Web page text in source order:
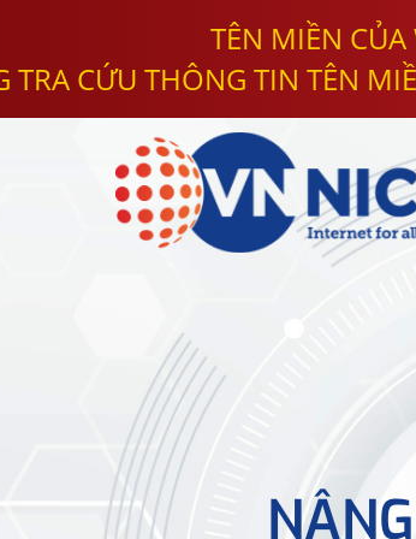
TÊN MIỀN
TRA CỨU THÔNG TIN TÊN
NÂNG